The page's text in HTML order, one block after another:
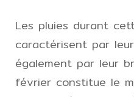
Les pluies durant
caractérisent par
également par leur
février constitue le